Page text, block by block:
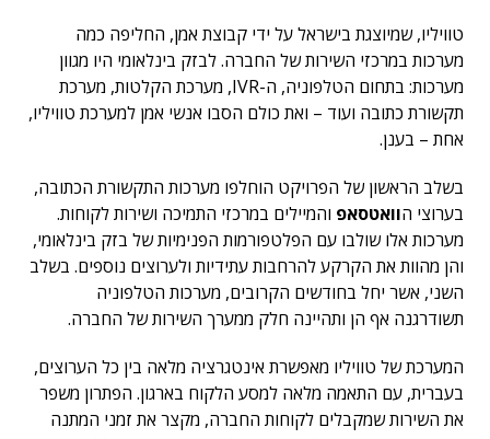
טוויליו, שמיוצגת בישראל על ידי קבוצת אמן, החליפה כמה
מערכות במרכזי השירות של החברה. לבזק בינלאומי היו מגוון
מערכות: בתחום הטלפוניה, ה-IVR, מערכת הקלטות, מערכת
תקשורת כתובה ועוד – ואת כולם הסבו אנשי אמן למערכת טוויליו,
אחת – בענן.
בשלב הראשון של הפרויקט הוחלפו מערכות התקשורת הכתובה,
בערוצי הוואטסאפ והמיילים במרכזי התמיכה ושירות לקוחות.
מערכות אלו שולבו עם הפלטפורמות הפנימיות של בזק בינלאומי,
והן מהוות את הקרקע להרחבות עתידיות ולערוצים נוספים. בשלב
השני, אשר יחל בחודשים הקרובים, מערכות הטלפוניה
תשודרגנה אף הן ותהיינה חלק ממערך השירות של החברה.
המערכת של טוויליו מאפשרת אינטגרציה מלאה בין כל הערוצים,
בעברית, עם התאמה מלאה למסע הלקוח בארגון. הפתרון משפר
את השירות שמקבלים לקוחות החברה, מקצר את זמני המתנה